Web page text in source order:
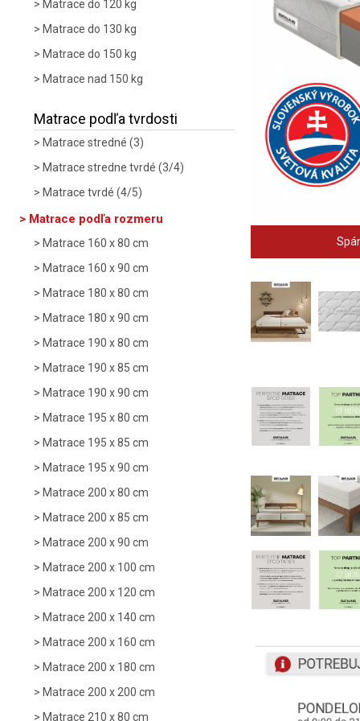
Matrace do 120 kg
Matrace do 130 kg
Matrace do 150 kg
Matrace nad 150 kg
Matrace podľa tvrdosti
Matrace stredné (3)
Matrace stredne tvrdé (3/4)
Matrace tvrdé (4/5)
Matrace podľa rozmeru
Matrace 160 x 80 cm
Matrace 160 x 90 cm
Matrace 180 x 80 cm
Matrace 180 x 90 cm
Matrace 190 x 80 cm
Matrace 190 x 85 cm
Matrace 190 x 90 cm
Matrace 195 x 80 cm
Matrace 195 x 85 cm
Matrace 195 x 90 cm
Matrace 200 x 80 cm
Matrace 200 x 85 cm
Matrace 200 x 90 cm
Matrace 200 x 100 cm
Matrace 200 x 120 cm
Matrace 200 x 140 cm
Matrace 200 x 160 cm
Matrace 200 x 180 cm
Matrace 200 x 200 cm
Matrace 210 x 80 cm